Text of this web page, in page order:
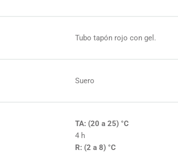
Tubo tapón rojo con gel.
Suero
TA: (20 a 25) °C
4 h
R: (2 a 8) °C